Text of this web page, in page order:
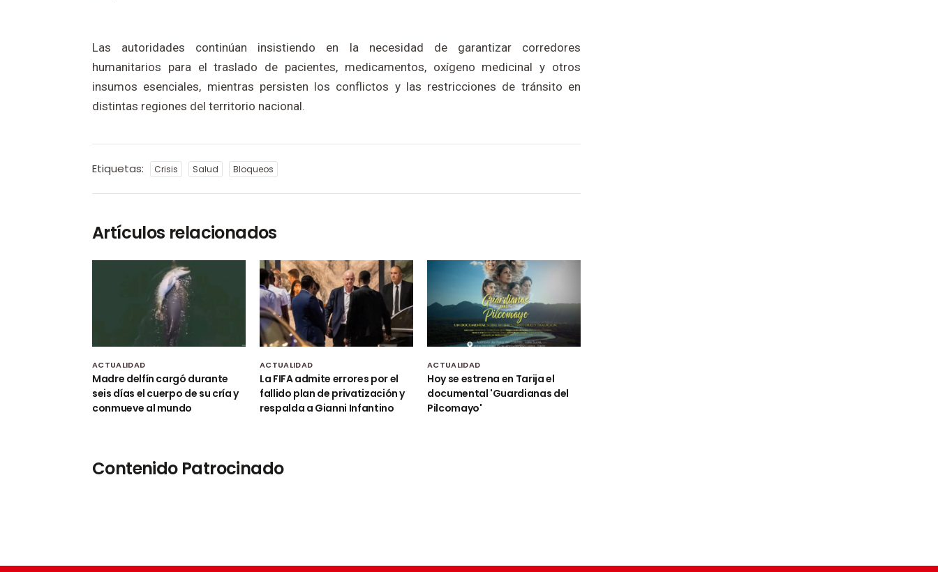
Las autoridades continúan insistiendo en la necesidad de garantizar corredores
humanitarios para el traslado de pacientes, medicamentos, oxígeno medicinal y otros
insumos esenciales, mientras persisten los conflictos y las restricciones de tránsito en
distintas regiones del territorio nacional.
Etiquetas: Crisis Salud Bloqueos
Artículos relacionados
ACTUALIDAD
Madre delfín cargó durante
seis días el cuerpo de su cría y
conmueve al mundo
ACTUALIDAD
La FIFA admite errores por el
fallido plan de privatización y
respalda a Gianni Infantino
ACTUALIDAD
Hoy se estrena en Tarija el
documental 'Guardianas del
Pilcomayo'
Contenido Patrocinado